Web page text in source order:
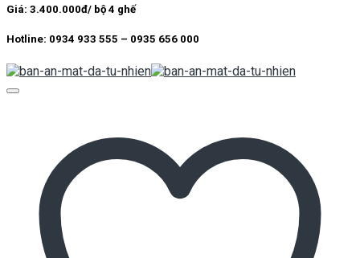
Giá: 3.400.000đ/ bộ 4 ghế
Hotline: 0934 933 555 – 0935 656 000